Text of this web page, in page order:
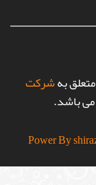
شرکت
می باشد.